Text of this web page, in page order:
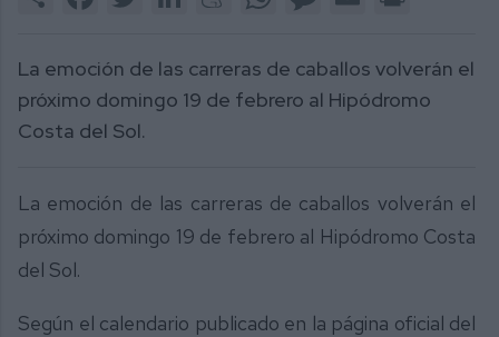
La emoción de las carreras de caballos volverán el
próximo domingo 19 de febrero al Hipódromo
Costa del Sol.
La emoción de las carreras de caballos volverán el
próximo domingo 19 de febrero al Hipódromo Costa
del Sol.
Según el calendario publicado en la página oficial del